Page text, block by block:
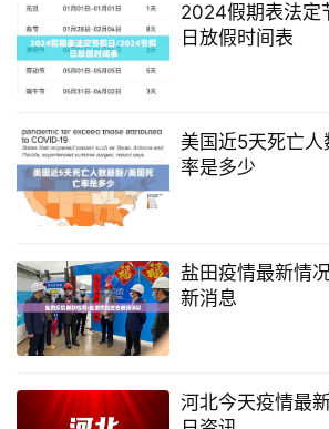
2024假期表法定
日放假时间表
美国近5天死亡
率是多少
盐田疫情最新情
新消息
河北今天疫情最